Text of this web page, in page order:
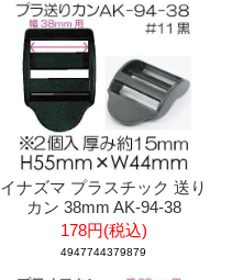
イナズマ プラスチック 送り
カン 38mm AK-94-38
178円(税込)
4947744379879